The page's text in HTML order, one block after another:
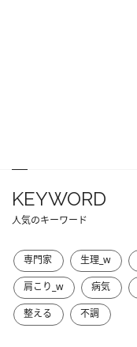
KEYWORD
人気のキーワード
専門家 生理_w
肩こり_w
病気
整える
不調